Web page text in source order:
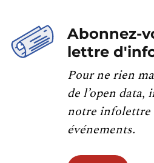
Abonnez-
lettre
Pour ne rien
de l’open data,
notre infolettre
événements.